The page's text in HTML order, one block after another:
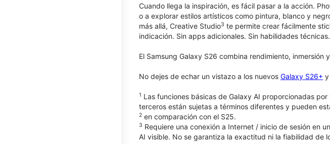
Cuando llega la inspiración, es fácil pasar a la acción.
o a explorar estilos artísticos como pintura, blanco y
más allá, Creative Studio3 te permite crear fácilmente
indicación. Sin apps adicionales. Sin habilidades
El Samsung Galaxy S26 combina rendimiento,
No dejes de echar un vistazo a los nuevos Galaxy S26+ y
1 Las funciones básicas de Galaxy AI proporcionadas
terceros están sujetas a términos diferentes y pueden
2 en comparación con el S25.
3 Requiere una conexión a Internet / inicio de sesión en
AI visible. No se garantiza la exactitud ni la fiabilidad de